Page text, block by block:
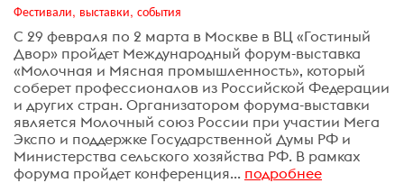
Фестивали, выставки, события
С 29 февраля по 2 марта в Москве в ВЦ «Гостиный
Двор» пройдет Международный форум-выставка
«Молочная и Мясная промышленность», который
соберет профессионалов из Российской Федерации
и других стран. Организатором форума-выставки
является Молочный союз России при участии Мега
Экспо и поддержке Государственной Думы РФ и
Министерства сельского хозяйства РФ. В рамках
форума пройдет конференция... подробнее